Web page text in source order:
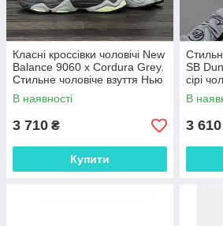
Класні кроссівки чоловічі New
Balance 9060 x Cordura Grey.
Стильне чоловіче взуття Нью
Беленс 9060.
В наявності
3 710 ₴
Купити
SB
сірі
Данк.
В
3 610